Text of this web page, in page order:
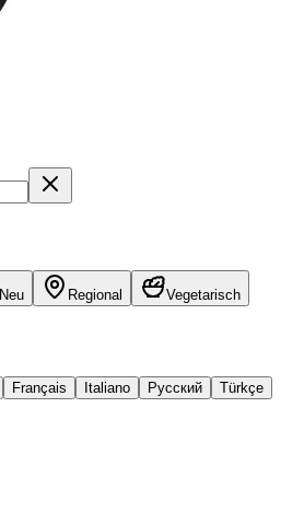
Neu Regional Vegetarisch
Français Italiano Русский Türkçe